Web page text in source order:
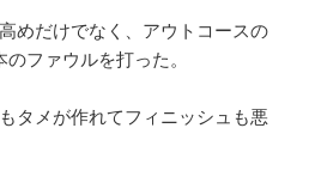
めだけでなく、アウトコースの
ファウルを打った。
タメが作れてフィニッシュも悪